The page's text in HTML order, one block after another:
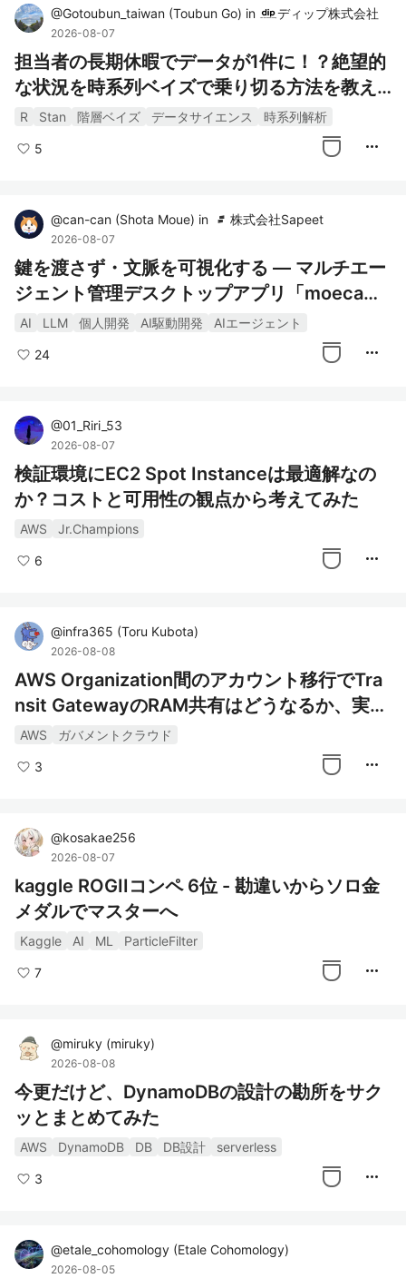
@Gotoubun_taiwan (Toubun Go) in ディップ株式会社
2026-08-07
担当者の長期休暇でデータが1件に！？絶望的
な状況を時系列ベイズで乗り切る方法を教え
ます
R Stan 階層ベイズ データサイエンス 時系列解析
5 more_horiz
@can-can (Shota Moue) in 株式会社Sapeet
2026-08-07
鍵を渡さず・文脈を可視化する — マルチエー
ジェント管理デスクトップアプリ「moeca」
を個人開発している話
AI LLM 個人開発 AI駆動開発 AIエージェント
24 more_horiz
@01_Riri_53
2026-08-07
検証環境にEC2 Spot Instanceは最適解なの
か？コストと可用性の観点から考えてみた
AWS Jr.Champions
6 more_horiz
@infra365 (Toru Kubota)
2026-08-08
AWS Organization間のアカウント移行でTra
nsit GatewayのRAM共有はどうなるか、実際
に移行して確認した
AWS ガバメントクラウド
3 more_horiz
@kosakae256
2026-08-07
kaggle ROGIIコンペ 6位 - 勘違いからソロ金
メダルでマスターへ
Kaggle AI ML ParticleFilter
7 more_horiz
@miruky (miruky)
2026-08-08
今更だけど、DynamoDBの設計の勘所をサク
ッとまとめてみた
AWS DynamoDB DB DB設計 serverless
3 more_horiz
@etale_cohomology (Etale Cohomology)
2026-08-05